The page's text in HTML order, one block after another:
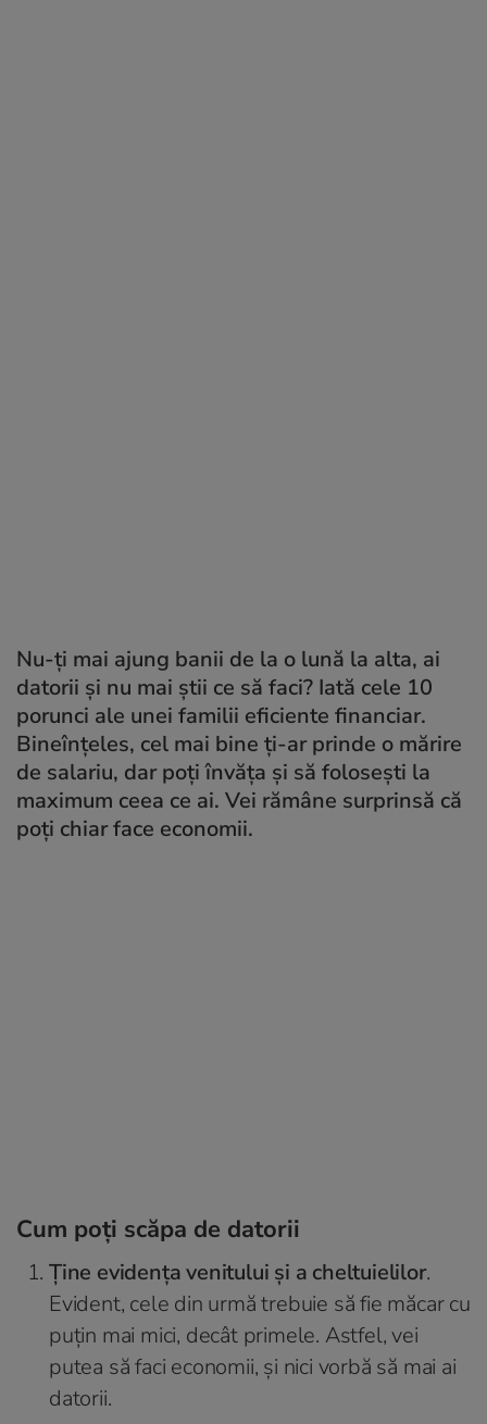
Nu-ți mai ajung banii de la o lună la alta, ai
datorii și nu mai știi ce să faci? Iată cele 10
porunci ale unei familii eficiente financiar.
Bineînțeles, cel mai bine ți-ar prinde o mărire
de salariu, dar poți învăța și să folosești la
maximum ceea ce ai. Vei rămâne surprinsă că
poți chiar face economii.
Cum poți scăpa de datorii
Ține evidența venitului și a cheltuielilor.
Evident, cele din urmă trebuie să fie măcar cu
puțin mai mici, decât primele. Astfel, vei
putea să faci economii, și nici vorbă să mai ai
datorii.